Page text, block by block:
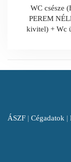
WC csésze
PEREM
kivitel) + Wc
ÁSZF | Cégadatok |